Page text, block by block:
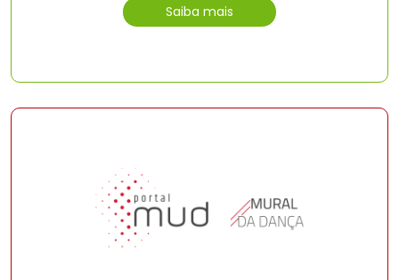
Saiba mais